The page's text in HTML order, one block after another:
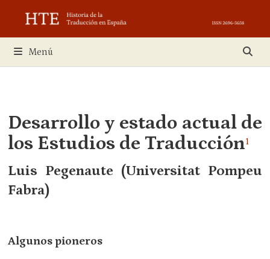
contenido
Menú
Desarrollo y estado actual de
los Estudios de Traducción1
Luis Pegenaute (Universitat Pompeu
Fabra)
Algunos pioneros